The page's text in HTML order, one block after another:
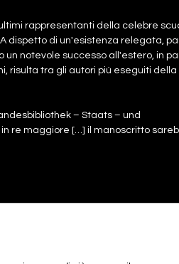
rappresentanti della celebre
dispetto di un'esistenza relegata,
un notevole successo all'estero, in
risulta tra gli autori più eseguiti della
– Staats – und
re maggiore […] il manoscritto